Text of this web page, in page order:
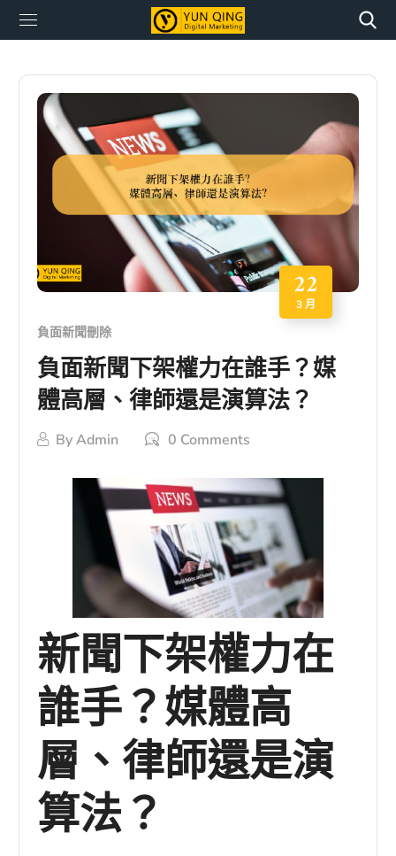
22
3 月
負面新聞刪除
負面新聞下架權力在誰手？媒
體高層、律師還是演算法？
ByAdmin 0 Comments
新聞下架權力在
誰手？媒體高
層、律師還是演
算法？